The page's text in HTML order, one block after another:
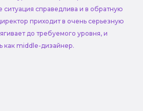
ситуация справедлива и в обратную
приходит в очень серьезную
до требуемого уровня, и
как middle-дизайнер.